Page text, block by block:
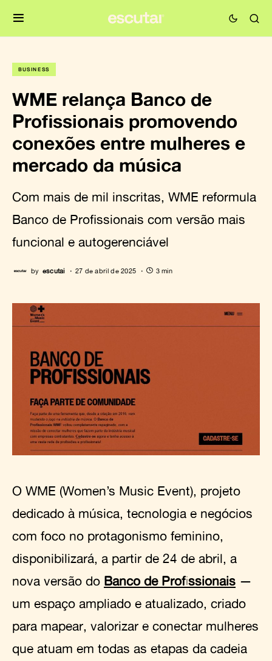
BUSINESS
WME relança Banco de
Profissionais promovendo
conexões entre mulheres e
mercado da música
Com mais de mil inscritas, WME reformula
Banco de Profissionais com versão mais
funcional e autogerenciável
by escutai 27 de abril de 2025 3 min
O WME (Women’s Music Event), projeto
dedicado à música, tecnologia e negócios
com foco no protagonismo feminino,
disponibilizará, a partir de 24 de abril, a
nova versão do Banco de Profissionais —
um espaço ampliado e atualizado, criado
para mapear, valorizar e conectar mulheres
que atuam em todas as etapas da cadeia